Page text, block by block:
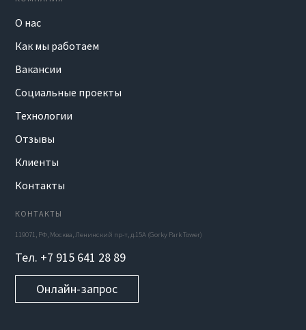
О нас
Как мы работаем
Вакансии
Социальные проекты
Технологии
Отзывы
Клиенты
Контакты
КОНТАКТЫ
119071, РФ, Москва, Ленинский пр-т, д.15А (Gorky Park Tower)
Тел. +7 915 641 28 89
Онлайн-запрос